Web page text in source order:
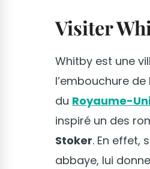
Visiter
Whitby est une
l’embouchure de
du Royaume-
inspiré un des
Stoker. En effet,
abbaye, lui